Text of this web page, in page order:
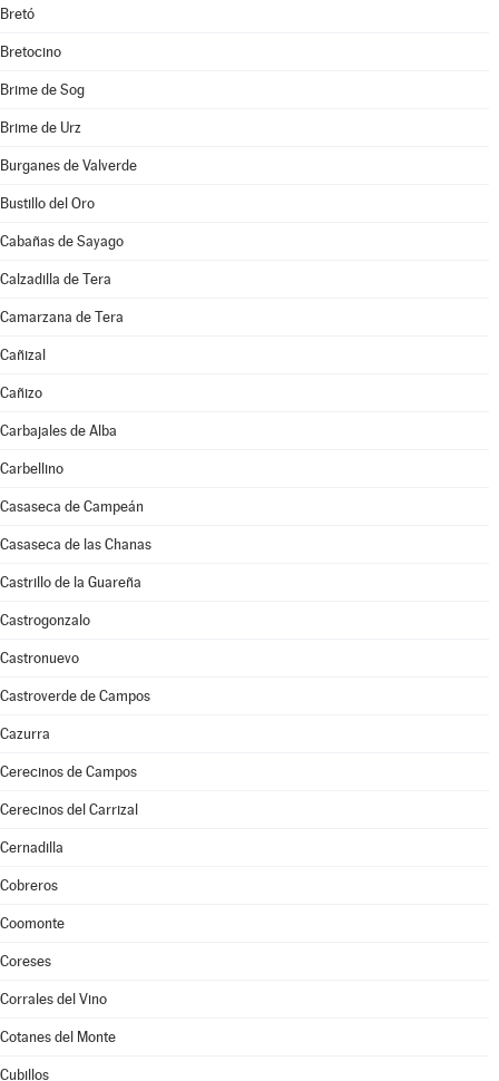
Bretó
Bretocino
Brime de Sog
Brime de Urz
Burganes de Valverde
Bustillo del Oro
Cabañas de Sayago
Calzadilla de Tera
Camarzana de Tera
Cañizal
Cañizo
Carbajales de Alba
Carbellino
Casaseca de Campeán
Casaseca de las Chanas
Castrillo de la Guareña
Castrogonzalo
Castronuevo
Castroverde de Campos
Cazurra
Cerecinos de Campos
Cerecinos del Carrizal
Cernadilla
Cobreros
Coomonte
Coreses
Corrales del Vino
Cotanes del Monte
Cubillos